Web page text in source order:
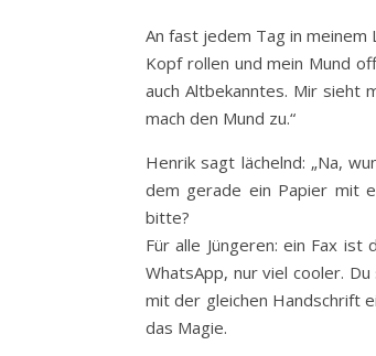
An fast jedem Tag in meinem
Kopf rollen und mein Mund
auch Altbekanntes. Mir sieht
mach den Mund zu.“
Henrik sagt lächelnd: „Na,
dem gerade ein Papier mit
bitte?
Für alle Jüngeren: ein Fax
WhatsApp, nur viel cooler.
mit der gleichen Handschrift
das Magie.